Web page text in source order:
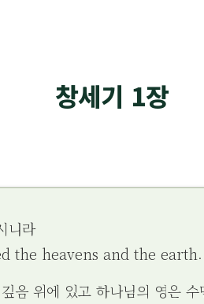
창세기 1장
니라
the heavens and the earth.
음 위에 있고 하나님의 영은